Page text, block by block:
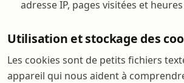
adresse IP, pages visitées et
Utilisation et stockage des
Les cookies sont de petits fichiers
appareil qui nous aident à